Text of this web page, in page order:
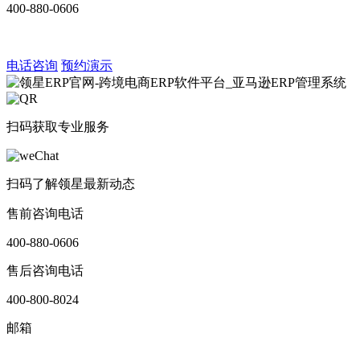
400-880-0606
电话咨询 预约演示
扫码获取专业服务
扫码了解领星最新动态
售前咨询电话
400-880-0606
售后咨询电话
400-800-8024
邮箱